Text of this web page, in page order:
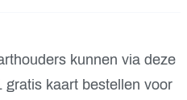
kunnen via deze
gratis kaart bestellen voor